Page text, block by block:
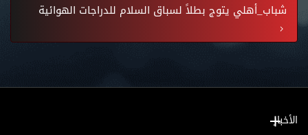
شباب_أهلي يتوج بطلاً لسباق السلام للدراجات الهوائية
الأخبار